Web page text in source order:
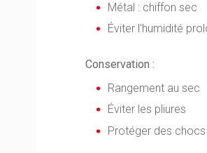
Métal : chiffon sec
Éviter l'humidité
Conservation :
Rangement au sec
Éviter les pliures
Protéger des chocs